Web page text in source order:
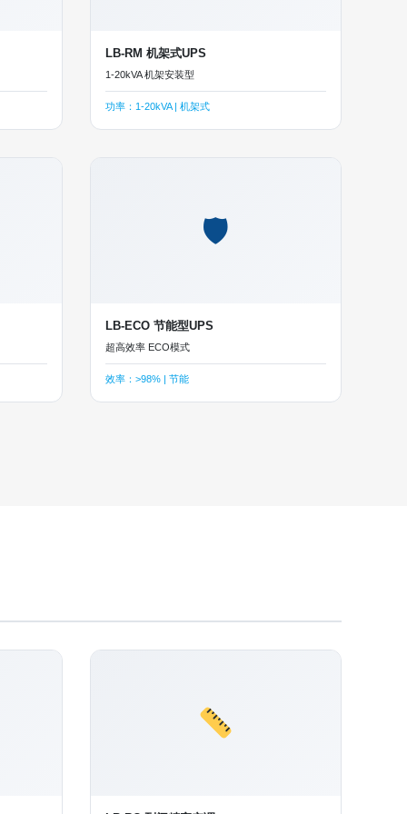
LB-RM 机架式UPS
1-20kVA 机架安装型
功率：1-20kVA | 机架式
🛡
LB-ECO 节能型UPS
超高效率 ECO模式
效率：>98% | 节能